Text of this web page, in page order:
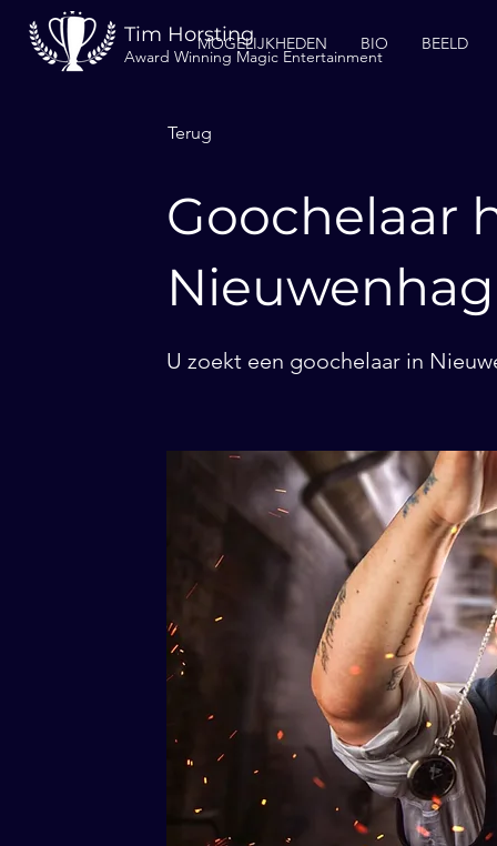
Tim Horsting
Award Winning Magic Entertainment
MOGELIJKHEDEN BIO BEELD
Terug
Goochelaar
U zoekt een goochelaar in